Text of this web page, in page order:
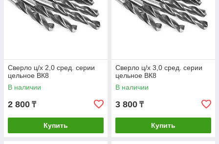
Сверло ц/х 2,0 сред. серии
цельное ВК8
В наличии
2 800 ₸
Купить
Сверло ц/х 3,0 сред. серии
цельное ВК8
В наличии
3 800 ₸
Купить